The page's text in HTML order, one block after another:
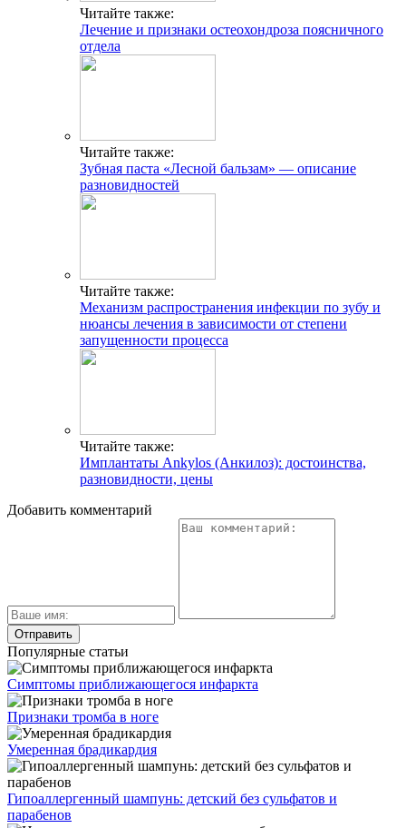
Читайте также:
Лечение и признаки остеохондроза поясничного
отдела
Читайте также:
Зубная паста «Лесной бальзам» — описание
разновидностей
Читайте также:
Механизм распространения инфекции по зубу и
нюансы лечения в зависимости от степени
запущенности процесса
Читайте также:
Имплантаты Ankylos (Анкилоз): достоинства,
разновидности, цены
Добавить комментарий
Популярные статьи
Симптомы приближающегося инфаркта
Признаки тромба в ноге
Умеренная брадикардия
Гипоаллергенный шампунь: детский без сульфатов и
парабенов